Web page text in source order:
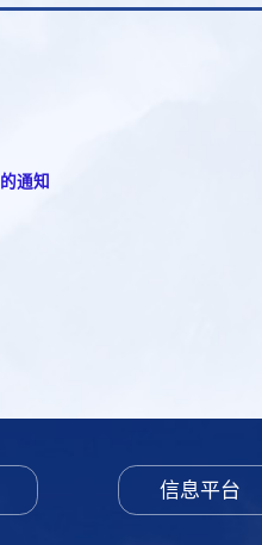
通知
信息平台